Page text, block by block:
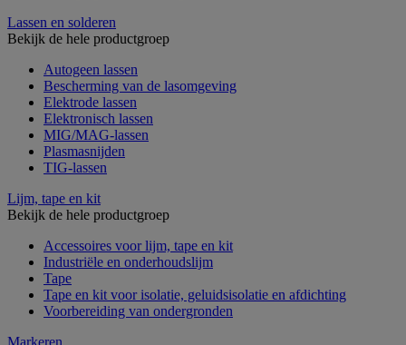
Lassen en solderen
Bekijk de hele productgroep
Autogeen lassen
Bescherming van de lasomgeving
Elektrode lassen
Elektronisch lassen
MIG/MAG-lassen
Plasmasnijden
TIG-lassen
Lijm, tape en kit
Bekijk de hele productgroep
Accessoires voor lijm, tape en kit
Industriële en onderhoudslijm
Tape
Tape en kit voor isolatie, geluidsisolatie en afdichting
Voorbereiding van ondergronden
Markeren